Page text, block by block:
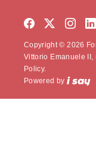
Copyright © 2026
Vittorio Emanuele II,
Policy.
Powered by